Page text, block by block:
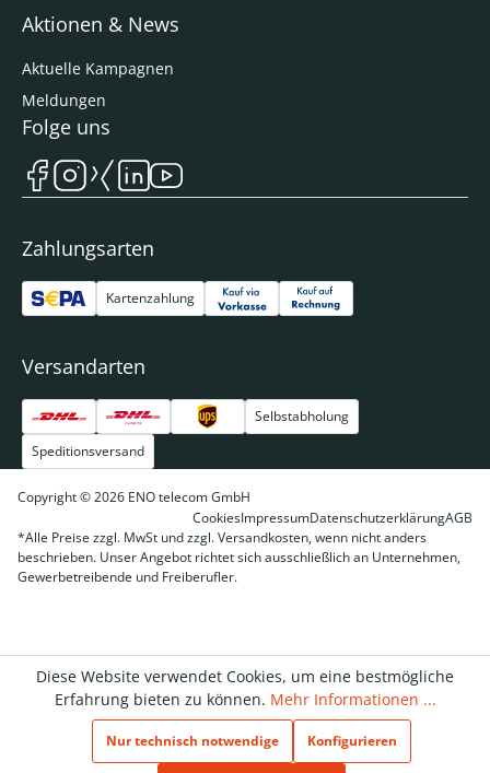
Aktionen & News
Aktuelle Kampagnen
Meldungen
Zahlungsarten
Kartenzahlung
Versandarten
Selbstabholung
Speditionsversand
Folge uns
Copyright © 2026 ENO telecom GmbH
CookiesImpressumDatenschutzerklärungAGB
*Alle Preise zzgl. MwSt und zzgl. Versandkosten, wenn nicht anders
beschrieben. Unser Angebot richtet sich ausschließlich an Unternehmen,
Gewerbetreibende und Freiberufler.
Diese Website verwendet Cookies, um eine bestmögliche
Erfahrung bieten zu können. Mehr Informationen ...
Nur technisch notwendige Konfigurieren